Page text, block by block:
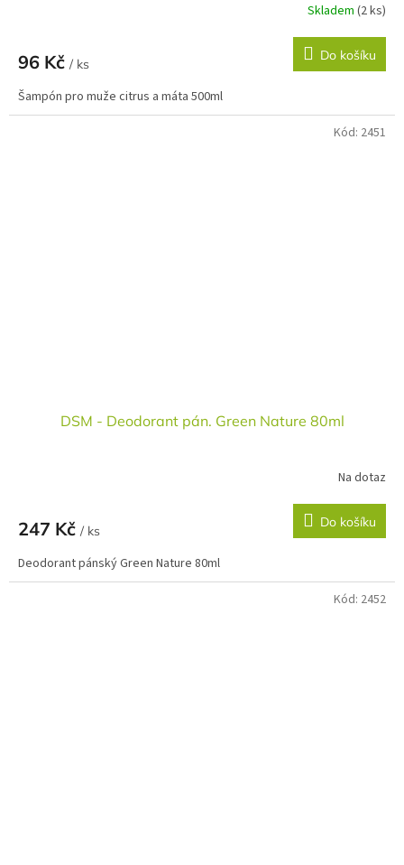
Skladem (2 ks)
96 Kč / ks
Do košíku
Šampón pro muže citrus a máta 500ml
DSM - Deodorant pán. Green Nature 80ml
Na dotaz
247 Kč / ks
Do košíku
Deodorant pánský Green Nature 80ml
Kód: 2451
Kód: 2452